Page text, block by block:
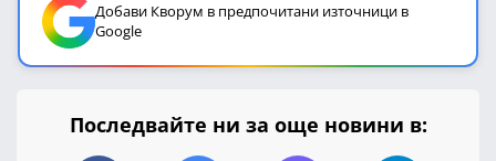
Добави Кворум в предпочитани източници в
Google
Последвайте ни за още новини в: